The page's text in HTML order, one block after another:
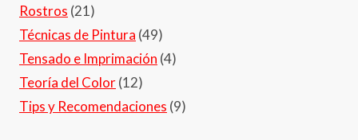
Rostros (21)
Técnicas de Pintura (49)
Tensado e Imprimación (4)
Teoría del Color(12)
Tips y Recomendaciones (9)